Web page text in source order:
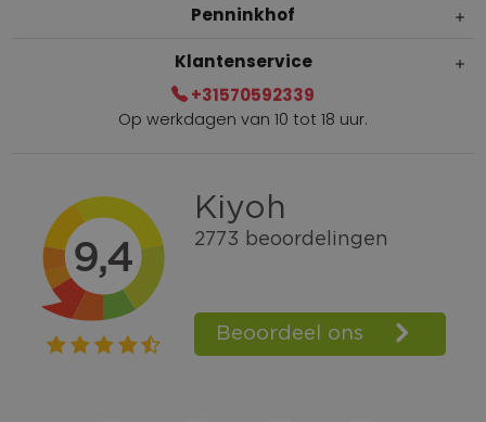
Penninkhof
Gratis verzending vanaf € 100,=
Bel +31570592339
Spaarpunten
Shop the Look
Telefonisch bestellen ook mogelijk
Klantenservice
+31570592339
Op werkdagen van 10 tot 18 uur.